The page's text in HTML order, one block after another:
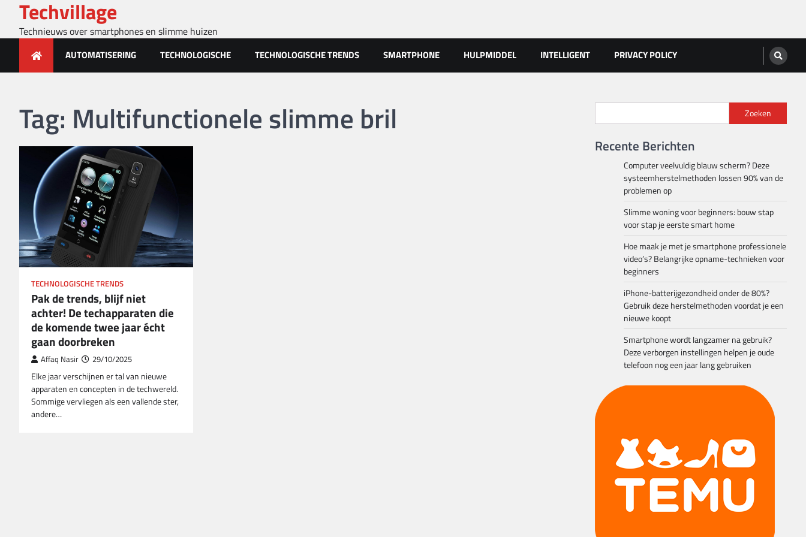
content
Techvillage
Technieuws over smartphones en slimme huizen
AUTOMATISERING TECHNOLOGISCHE TECHNOLOGISCHE TRENDS SMARTPHONE HULPMIDDEL INTELLIGENT PRIVACY POLICY
Tag: Multifunctionele slimme bril
TECHNOLOGISCHE TRENDS
Pak de trends, blijf niet
achter! De techapparaten die
de komende twee jaar écht
gaan doorbreken
Affaq Nasir 29/10/2025
Elke jaar verschijnen er tal van nieuwe
apparaten en concepten in de techwereld.
Sommige vervliegen als een vallende ster,
andere…
Zoeken
Recente Berichten
Computer veelvuldig blauw scherm? Deze
systeemherstelmethoden lossen 90% van de
problemen op
Slimme woning voor beginners: bouw stap
voor stap je eerste smart home
Hoe maak je met je smartphone professionele
video’s? Belangrijke opname-technieken voor
beginners
iPhone-batterijgezondheid onder de 80%?
Gebruik deze herstelmethoden voordat je een
nieuwe koopt
Smartphone wordt langzamer na gebruik?
Deze verborgen instellingen helpen je oude
telefoon nog een jaar lang gebruiken